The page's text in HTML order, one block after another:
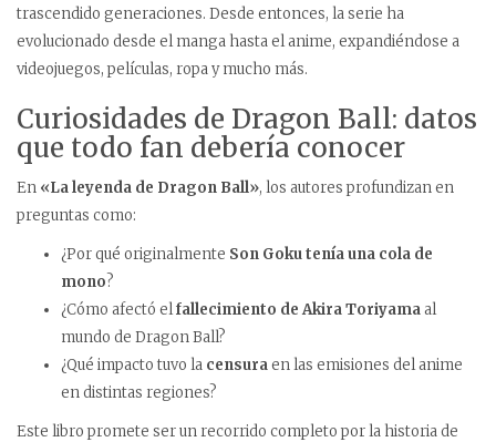
trascendido generaciones. Desde entonces, la serie ha
evolucionado desde el manga hasta el anime, expandiéndose a
videojuegos, películas, ropa y mucho más.
Curiosidades de Dragon Ball: datos
que todo fan debería conocer
En «La leyenda de Dragon Ball», los autores profundizan en
preguntas como:
¿Por qué originalmente Son Goku tenía una cola de
mono?
¿Cómo afectó elfallecimiento de Akira Toriyamaal
mundo de Dragon Ball?
¿Qué impacto tuvo la censuraen las emisiones del anime
en distintas regiones?
Este libro promete ser un recorrido completo por la historia de